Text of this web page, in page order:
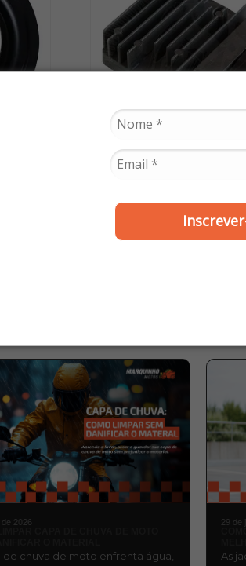
até 2012 / Twister
2022 / Cbr 250 -
R$ 331,00
2026
de chuva de moto enfrenta água,
29 de
As